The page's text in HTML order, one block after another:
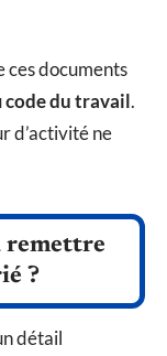
ces documents
code du travail.
d’activité ne
remettre
?
détail